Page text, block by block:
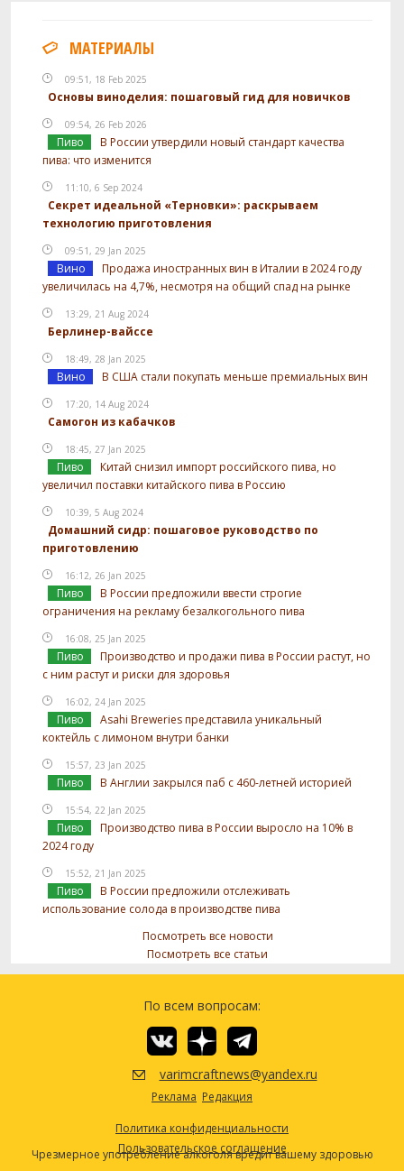
МАТЕРИАЛЫ
09:51, 18 Feb 2025
Основы виноделия: пошаговый гид для новичков
09:54, 26 Feb 2026
Пиво
В России утвердили новый стандарт качества
пива: что изменится
11:10, 6 Sep 2024
Секрет идеальной «Терновки»: раскрываем
технологию приготовления
09:51, 29 Jan 2025
Вино
Продажа иностранных вин в Италии в 2024 году
увеличилась на 4,7%, несмотря на общий спад на рынке
13:29, 21 Aug 2024
Берлинер-вайссе
18:49, 28 Jan 2025
Вино В США стали покупать меньше премиальных вин
17:20, 14 Aug 2024
Самогон из кабачков
18:45, 27 Jan 2025
Пиво
Китай снизил импорт российского пива, но
увеличил поставки китайского пива в Россию
10:39, 5 Aug 2024
Домашний сидр: пошаговое руководство по
приготовлению
16:12, 26 Jan 2025
Пиво
В России предложили ввести строгие
ограничения на рекламу безалкогольного пива
16:08, 25 Jan 2025
Пиво
Производство и продажи пива в России растут, но
с ним растут и риски для здоровья
16:02, 24 Jan 2025
Пиво
Asahi Breweries представила уникальный
коктейль с лимоном внутри банки
15:57, 23 Jan 2025
Пиво В Англии закрылся паб с 460-летней историей
15:54, 22 Jan 2025
Пиво
Производство пива в России выросло на 10% в
2024 году
15:52, 21 Jan 2025
Пиво
В России предложили отслеживать
использование солода в производстве пива
Посмотреть все новости
Посмотреть все статьи
По всем вопросам:
varimcraftnews@yandex.ru
Реклама Редакция
Политика конфиденциальности
Пользовательское соглашение
Чрезмерное употребление алкоголя вредит вашему здоровью